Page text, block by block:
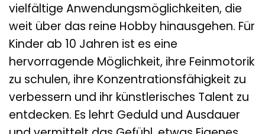
vielfältige Anwendungsmöglichkeiten, die
weit über das reine Hobby hinausgehen. Für
Kinder ab 10 Jahren ist es eine
hervorragende Möglichkeit, ihre Feinmotorik
zu schulen, ihre Konzentrationsfähigkeit zu
verbessern und ihr künstlerisches Talent zu
entdecken. Es lehrt Geduld und Ausdauer